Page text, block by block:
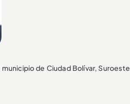
de Ciudad Bolívar, Suroeste